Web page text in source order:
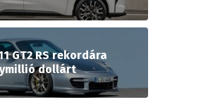
GT2 RS rekordára
dollárt